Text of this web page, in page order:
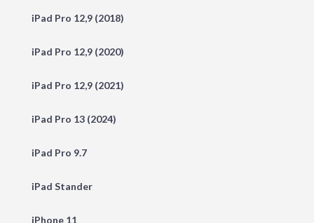
iPad Pro 12,9 (2018)
iPad Pro 12,9 (2020)
iPad Pro 12,9 (2021)
iPad Pro 13 (2024)
iPad Pro 9.7
iPad Stander
iPhone 11